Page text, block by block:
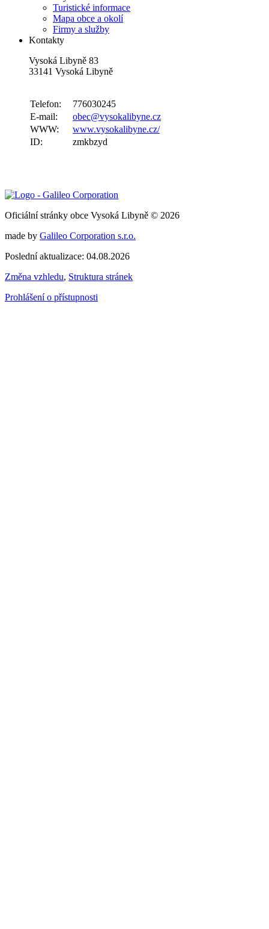
Turistické informace
Mapa obce a okolí
Firmy a služby
Kontakty
Vysoká Libyně 83
33141 Vysoká Libyně
Telefon:
776030245
E-mail:
obec@vysokalibyne.cz
WWW:
www.vysokalibyne.cz/
ID:
zmkbzyd
Oficiální stránky obce Vysoká Libyně © 2026
made by Galileo Corporation s.r.o.
Poslední aktualizace: 04.08.2026
Změna vzhledu, Struktura stránek
Prohlášení o přístupnosti